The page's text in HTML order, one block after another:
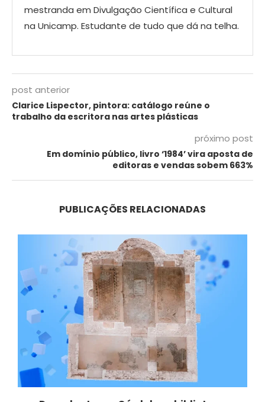
mestranda em Divulgação Científica e Cultural
na Unicamp. Estudante de tudo que dá na telha.
post anterior
Clarice Lispector, pintora: catálogo reúne o
trabalho da escritora nas artes plásticas
próximo post
Em domínio público, livro ‘1984’ vira aposta de
editoras e vendas sobem 663%
PUBLICAÇÕES RELACIONADAS